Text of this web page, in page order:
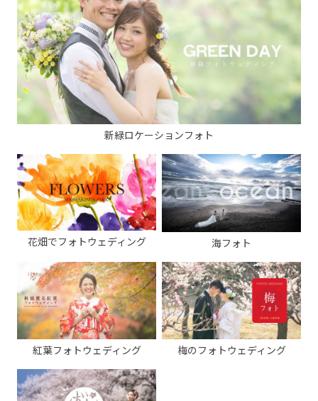
新緑ロケーションフォト
花畑でフォトウェディング 海フォト
紅葉フォトウェディング 梅のフォトウェディング